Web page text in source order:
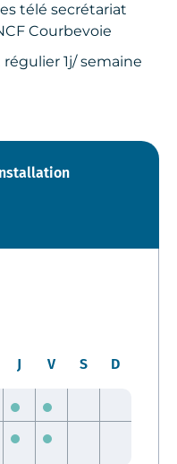
télé secrétariat
Courbevoie
1j/ semaine
J V S D